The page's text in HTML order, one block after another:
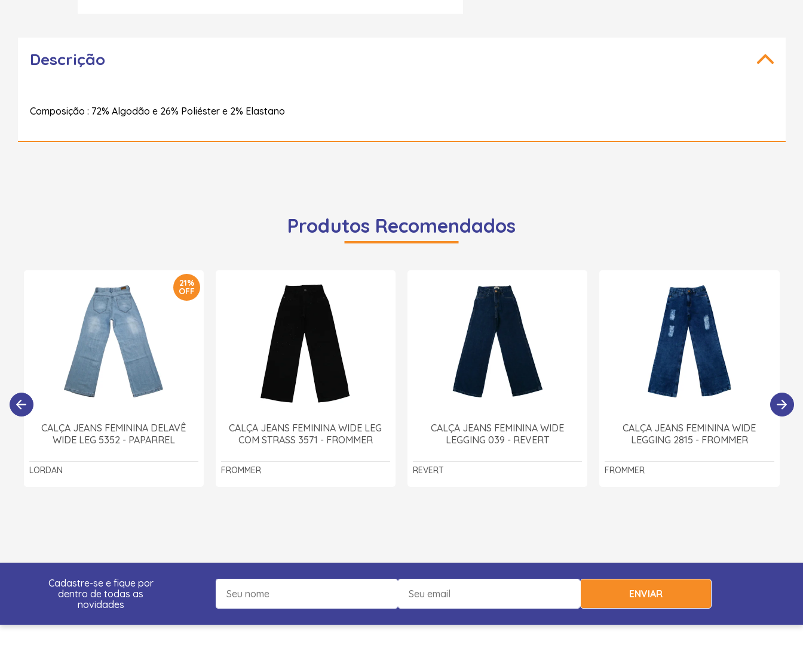
Descrição
Composição : 72% Algodão e 26% Poliéster e 2% Elastano
Produtos Recomendados
21%
OFF
CALÇA JEANS FEMININA DELAVÊ
WIDE LEG 5352 - PAPARREL
LORDAN
CALÇA JEANS FEMININA WIDE LEG
COM STRASS 3571 - FROMMER
FROMMER
CALÇA JEANS FEMININA WIDE
LEGGING 039 - REVERT
REVERT
CALÇA JEANS FEMININA WIDE
LEGGING 2815 - FROMMER
FROMMER
Cadastre-se e fique por
dentro de todas as
novidades
ENVIAR